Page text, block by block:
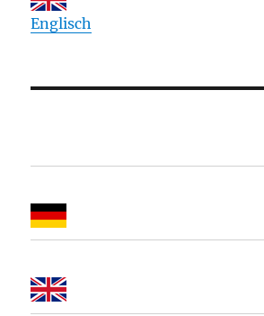
Englisch